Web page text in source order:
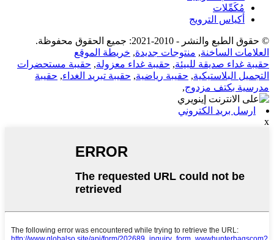
مُكَمِّلات
أكياس الترويج
© حقوق الطبع والنشر - 2010-2021: جميع الحقوق محفوظة.
العلامات الساخنة, منتوجات جديدة, خريطة الموقع
حقيبة غداء صديقة للبيئة, حقيبة غداء معزولة, حقيبة مستحضرات
التجميل البلاستيكية, حقيبة رياضية, حقيبة تبريد الغداء, حقيبة
مدرسية بكتف مزدوج,
ارسل بريد الكتروني
x